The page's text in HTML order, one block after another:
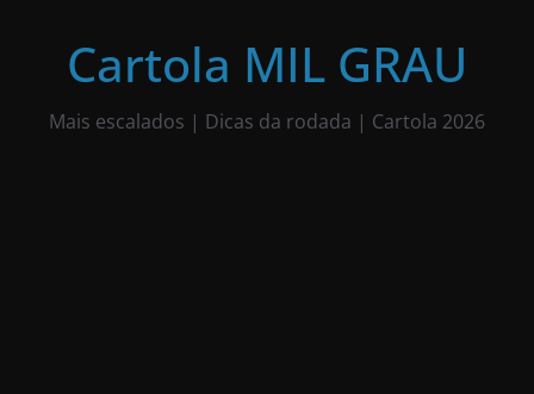
Cartola MIL GRAU
Mais escalados | Dicas da rodada | Cartola 2026